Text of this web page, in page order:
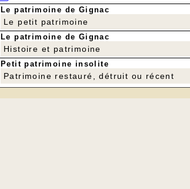
Le patrimoine de Gignac
Le petit patrimoine
Le patrimoine de Gignac
Histoire et patrimoine
Petit patrimoine insolite
Patrimoine restauré, détruit ou récent